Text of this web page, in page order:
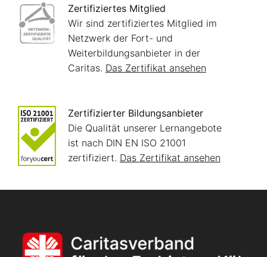
Zertifiziertes Mitglied
Wir sind zertifiziertes Mitglied im
Netzwerk der Fort- und
Weiterbildungsanbieter in der
Caritas. Das Zertifikat ansehen
Zertifizierter Bildungsanbieter
Die Qualität unserer Lernangebote
ist nach DIN EN ISO 21001
zertifiziert. Das Zertifikat ansehen